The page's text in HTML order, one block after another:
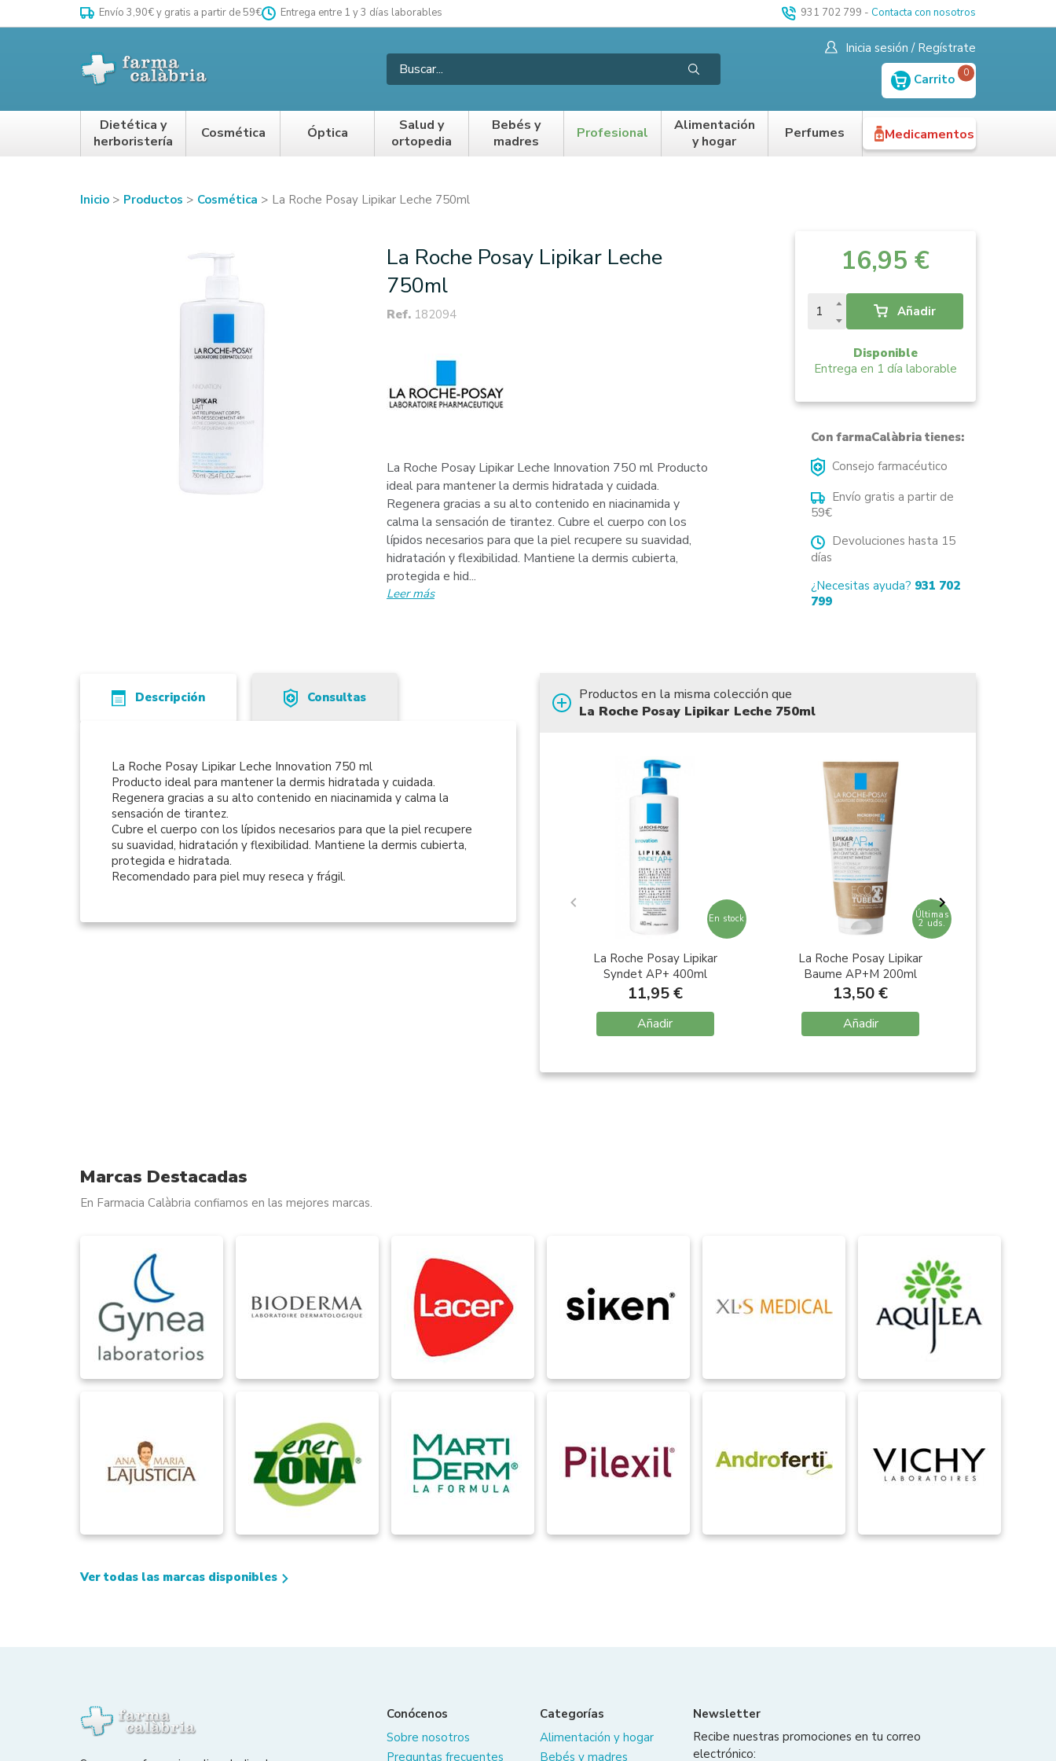
Envío 3,90€ y gratis a partir de 59€ Entrega entre 1 y 3 días laborables 931 702 799 - Contacta con nosotros
Inicia sesión / Regístrate
Carrito 0
Dietética y
herboristería
Cosmética Óptica
Salud y
ortopedia
Bebés y
madres
Profesional
Alimentación
y hogar
Perfumes Medicamentos
Inicio Productos Cosmética La Roche Posay Lipikar Leche 750ml
La Roche Posay Lipikar Leche
750ml
Ref. 182094
La Roche Posay Lipikar Leche Innovation 750 ml Producto
ideal para mantener la dermis hidratada y cuidada.
Regenera gracias a su alto contenido en niacinamida y
calma la sensación de tirantez. Cubre el cuerpo con los
lípidos necesarios para que la piel recupere su suavidad,
hidratación y flexibilidad. Mantiene la dermis cubierta,
protegida e hid...
Leer más
16,95 €
Añadir
Disponible
Entrega en 1 día laborable
Con farmaCalàbria tienes:
Consejo farmacéutico
Envío gratis a partir de
59€
Devoluciones hasta 15
días
¿Necesitas ayuda? 931 702
799
Descripción Consultas
La Roche Posay Lipikar Leche Innovation 750 ml
Producto ideal para mantener la dermis hidratada y cuidada.
Regenera gracias a su alto contenido en niacinamida y calma la
sensación de tirantez.
Cubre el cuerpo con los lípidos necesarios para que la piel recupere
su suavidad, hidratación y flexibilidad. Mantiene la dermis cubierta,
protegida e hidratada.
Recomendado para piel muy reseca y frágil.
Productos en la misma colección que
La Roche Posay Lipikar Leche 750ml
En stock
La Roche Posay Lipikar
Syndet AP+ 400ml
11,95 €
Añadir
Últimas
2 uds.
La Roche Posay Lipikar
Baume AP+M 200ml
13,50 €
Añadir
Item
Marcas Destacadas
En Farmacia Calàbria confiamos en las mejores marcas.
Ver todas las marcas disponibles
Conócenos
Sobre nosotros
Preguntas frecuentes
Categorías
Alimentación y hogar
Bebés y madres
Newsletter
Recibe nuestras promociones en tu correo
electrónico: